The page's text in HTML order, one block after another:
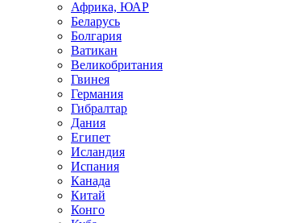
Африка, ЮАР
Беларусь
Болгария
Ватикан
Великобритания
Гвинея
Германия
Гибралтар
Дания
Египет
Исландия
Испания
Канада
Китай
Конго